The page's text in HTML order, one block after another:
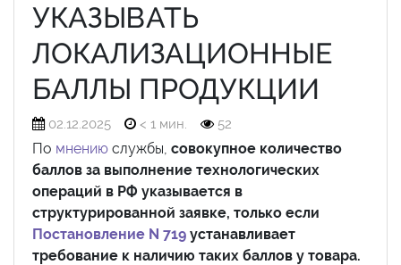
УКАЗЫВАТЬ
ЛОКАЛИЗАЦИОННЫЕ
БАЛЛЫ ПРОДУКЦИИ
02.12.2025 < 1 мин. 52
По мнению службы, совокупное количество
баллов за выполнение технологических
операций в РФ указывается в
структурированной заявке, только если
Постановление N 719 устанавливает
требование к наличию таких баллов у товара.